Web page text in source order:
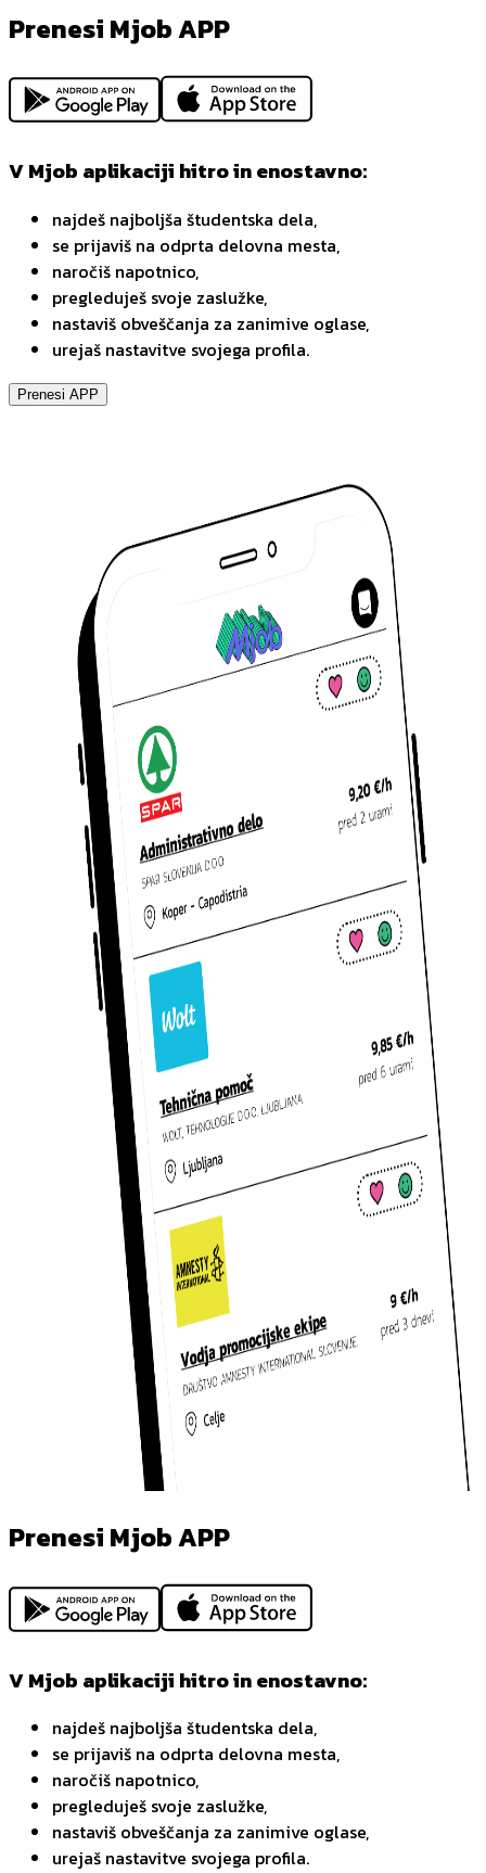
Prenesi Mjob APP
V Mjob aplikaciji hitro in enostavno:
najdeš najboljša študentska dela,
se prijaviš na odprta delovna mesta,
naročiš napotnico,
pregleduješ svoje zaslužke,
nastaviš obveščanja za zanimive oglase,
urejaš nastavitve svojega profila.
Prenesi APP
Prenesi Mjob APP
V Mjob aplikaciji hitro in enostavno:
najdeš najboljša študentska dela,
se prijaviš na odprta delovna mesta,
naročiš napotnico,
pregleduješ svoje zaslužke,
nastaviš obveščanja za zanimive oglase,
urejaš nastavitve svojega profila.